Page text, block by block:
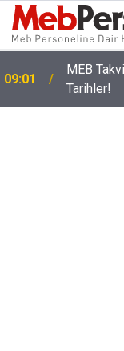
09:01
MEB
Tarihler!